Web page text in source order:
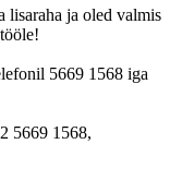
lisaraha ja oled valmis
5669 1568 iga
5669 1568,